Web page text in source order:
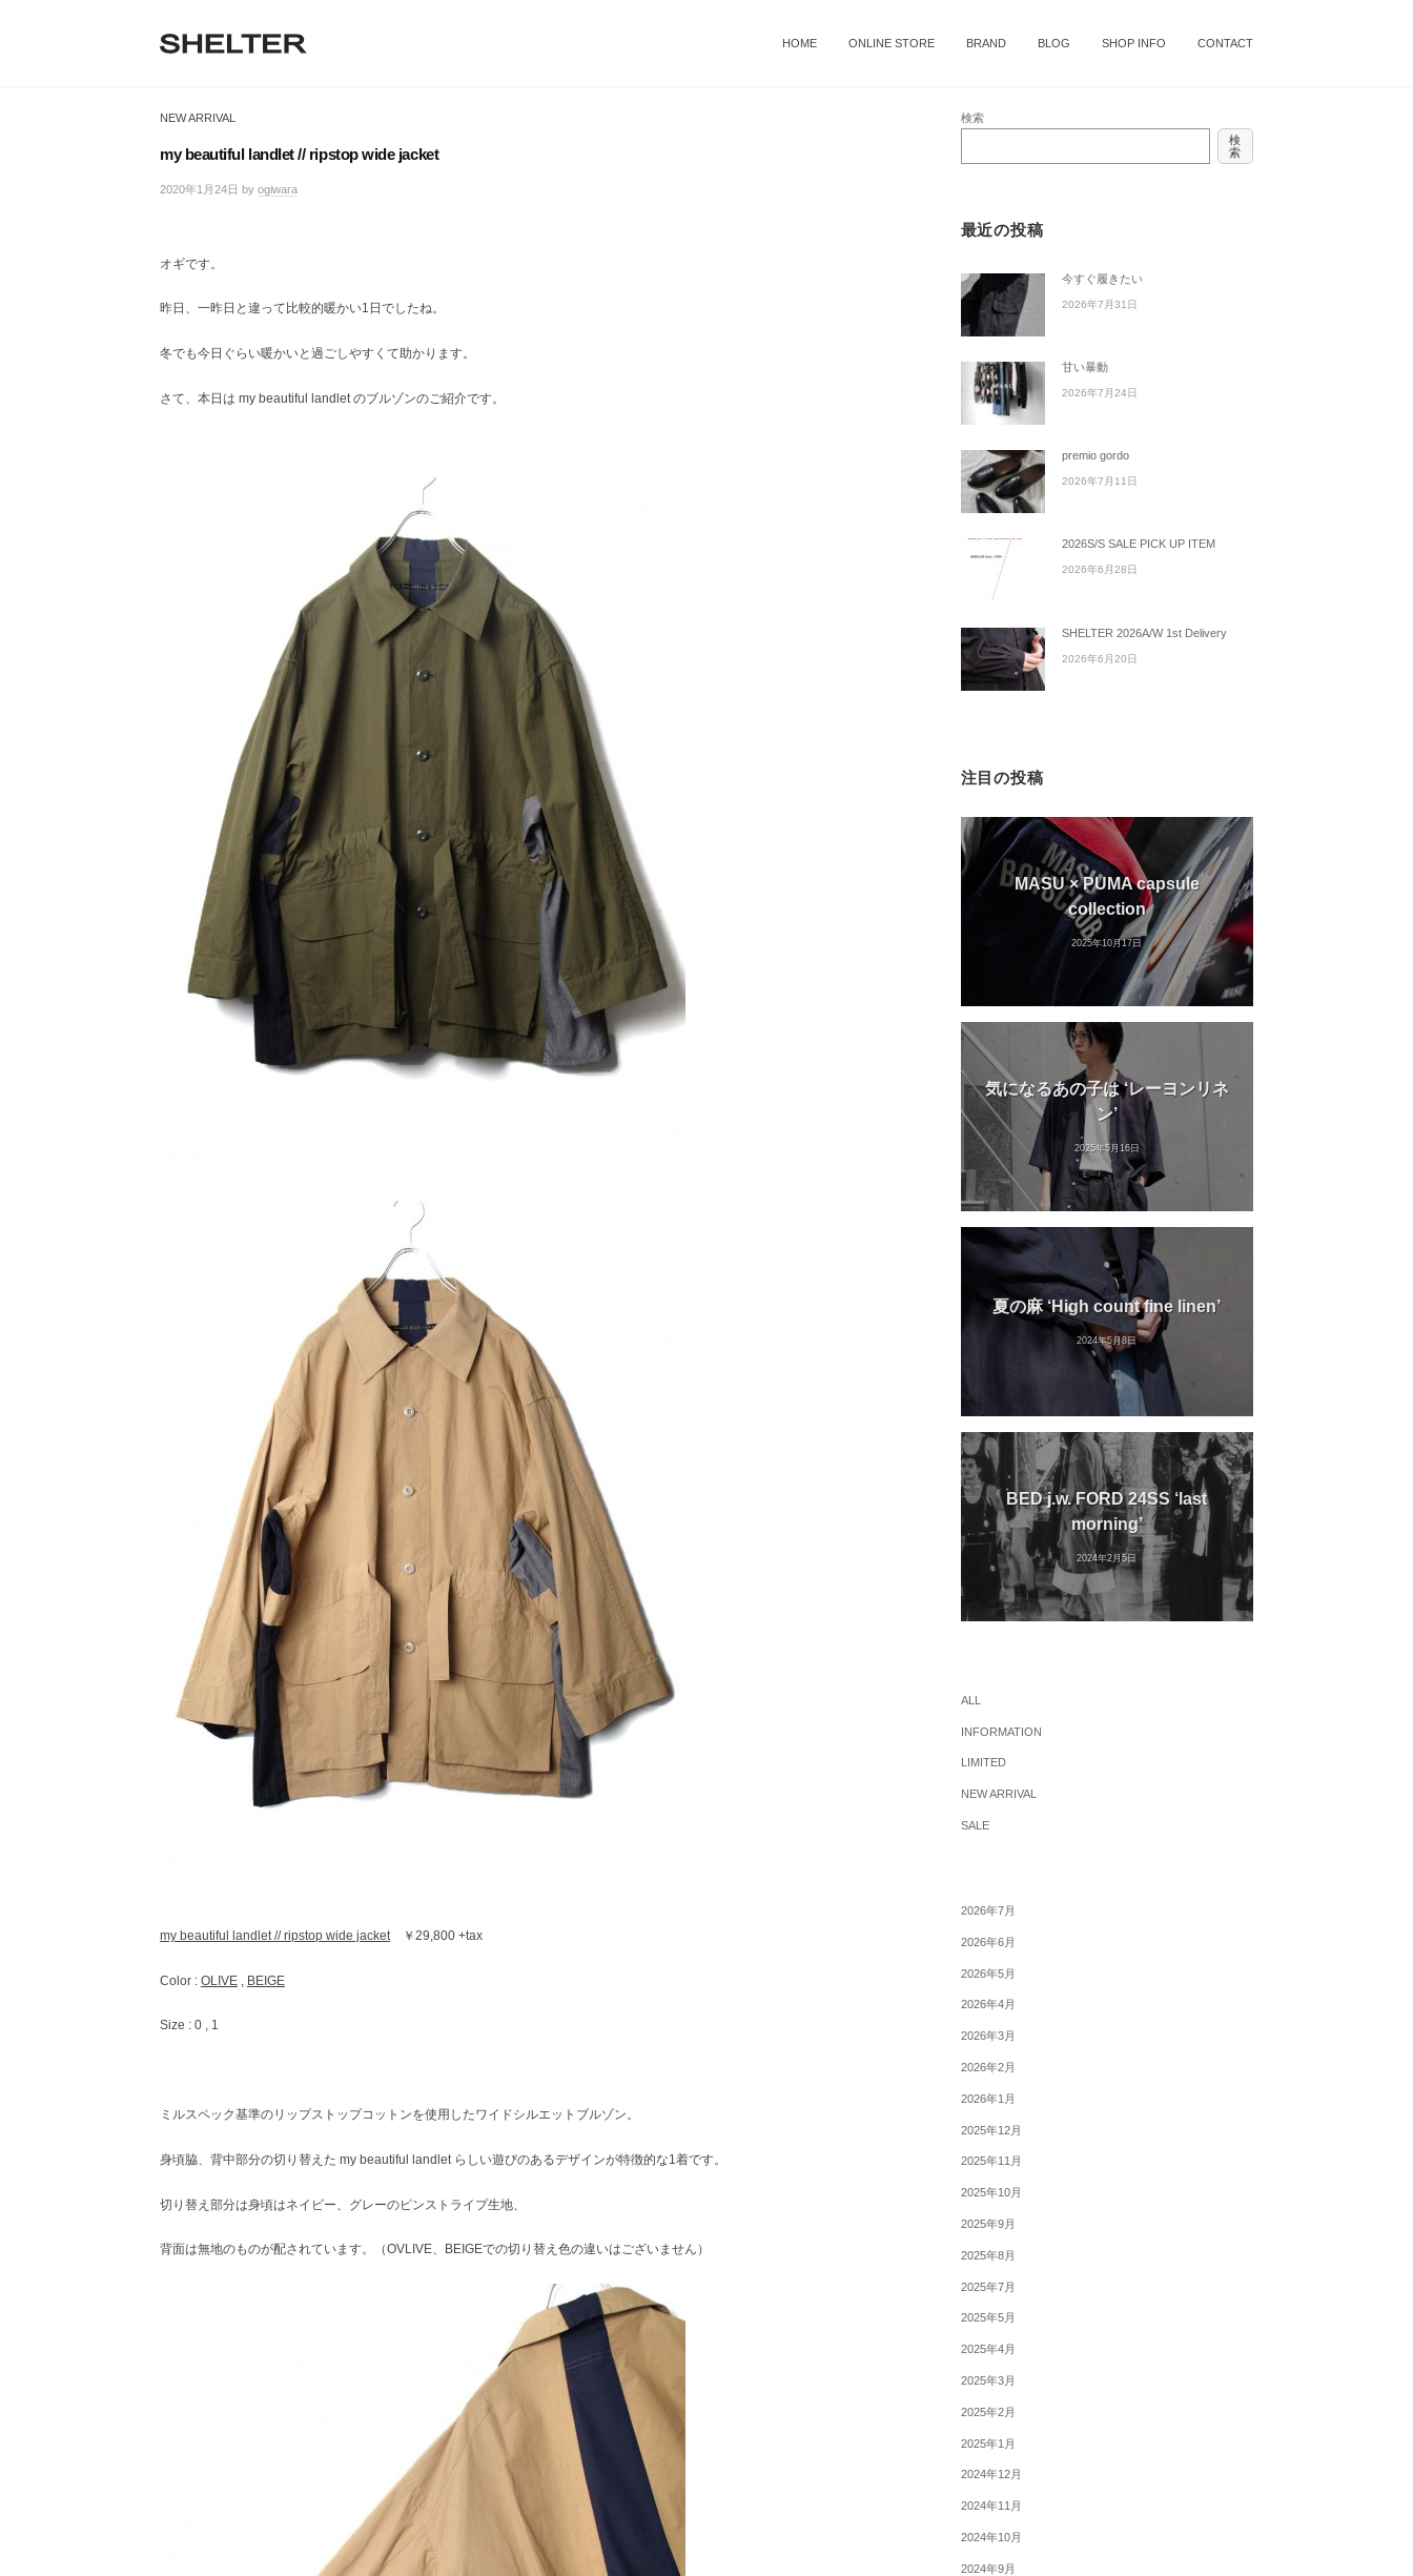
T
R
ェ
京
比
HOME ONLINE STORE BRAND BLOG SHOP INFO CONTACT
NEW ARRIVAL
my beautiful landlet // ripstop wide jacket
2020年1月24日 by ogiwara
ン
オギです。
昨日、一昨日と違って比較的暖かい1日でしたね。
冬でも今日ぐらい暖かいと過ごしやすくて助かります。
さて、本日は my beautiful landlet のブルゾンのご紹介です。
my beautiful landlet // ripstop wide jacket￥29,800 +tax
Color : OLIVE BEIGE
Size : 0 , 1
ミルスペック基準のリップストップコットンを使用したワイドシルエットブルゾン。
身頃脇、背中部分の切り替えた my beautiful landlet らしい遊びのあるデザインが特徴的な1着です。
切り替え部分は身頃はネイビー、グレーのピンストライプ生地、
背面は無地のものが配されています。（OVLIVE、BEIGEでの切り替え色の違いはございません）
検索
検
索
最近の投稿
今すぐ履きたい
2026年7月31日
甘い暴動
2026年7月24日
premio gordo
2026年7月11日
2026S/S SALE PICK UP ITEM
2026年6月28日
SHELTER 2026A/W 1st Delivery
2026年6月20日
注目の投稿
MASU × PUMA capsule
collection
2025年10月17日
気になるあの子は ‘レーヨンリネ
ン’
2025年5月16日
夏の麻 ‘High count fine linen’
2024年5月8日
BED j.w. FORD 24SS ‘last
morning’
2024年2月5日
ALL
INFORMATION
LIMITED
NEW ARRIVAL
SALE
2026年7月
2026年6月
2026年5月
2026年4月
2026年3月
2026年2月
2026年1月
2025年12月
2025年11月
2025年10月
2025年9月
2025年8月
2025年7月
2025年5月
2025年4月
2025年3月
2025年2月
2025年1月
2024年12月
2024年11月
2024年10月
2024年9月
E
E
R